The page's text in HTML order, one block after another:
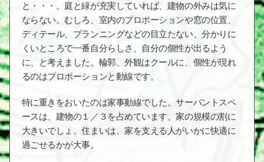
と・・・。庭と緑が充実していれば、建物の外みは気に
ならない。むしろ、室内のプロポーションや窓の位置、
ディテール、プランニングなどの目立たない、分かりに
くいところで一番自分らしさ、自分の個性が出るよう
に、と考えました。輪郭、外観はクールに、個性が現れ
るのはプロポーションと動線です。
特に重きをおいたのは家事動線でした。サーバントスペ
ースは、建物の１／３を占めています。家の規模の割に
大きいでしょ。住まいは、家を支える人がいかに快適に
過ごせるかが大事。